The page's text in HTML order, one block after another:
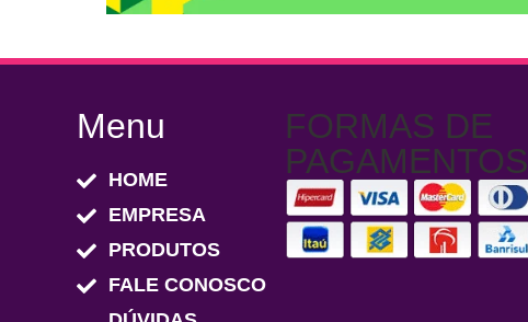
Menu
HOME
EMPRESA
PRODUTOS
FALE CONOSCO
FORMAS DE
PAGAMENTOS